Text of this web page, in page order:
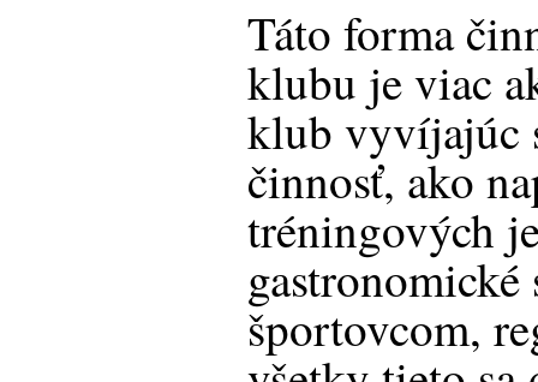
Táto forma
klubu je viac
klub vyvíjajúc
činnosť, ako
tréningových
športovcom,